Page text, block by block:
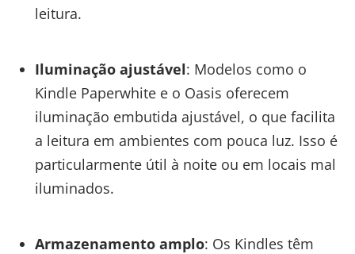
leitura.
Iluminação ajustável: Modelos como o
Kindle Paperwhite e o Oasis oferecem
iluminação embutida ajustável, o que facilita
a leitura em ambientes com pouca luz. Isso é
particularmente útil à noite ou em locais mal
iluminados.
Armazenamento amplo: Os Kindles têm